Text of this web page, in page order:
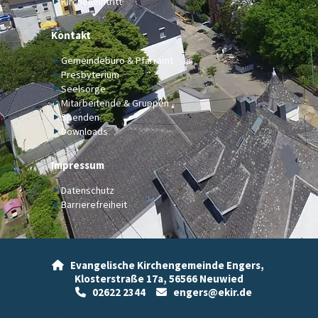
Kontakt
Gemeindebüro & Pfarramt
Presbyterium
Seelsorge
Mitarbeitende & Gruppen
Spenden
Downloads
Impressum
Datenschutz
Barrierefreiheit

Evangelische Kirchengemeinde Engers,
Klosterstraße 17a, 56566 Neuwied
02622 2344 engers@ekir.de